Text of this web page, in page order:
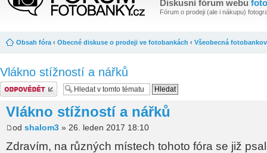
Diskusní fórum webu
Fórum o prodeji (ale i nákupu)
Obsah fóra ‹ Obecné diskuse o prodeji ve fotobankách ‹ Všeobecná
Vlákno stížností a nářků
Odeslat odpověď
Vlákno stížností a nářků
od shalom3 » 26. leden 2017 18:10
Zdravím, na různých místech tohoto fóra se již